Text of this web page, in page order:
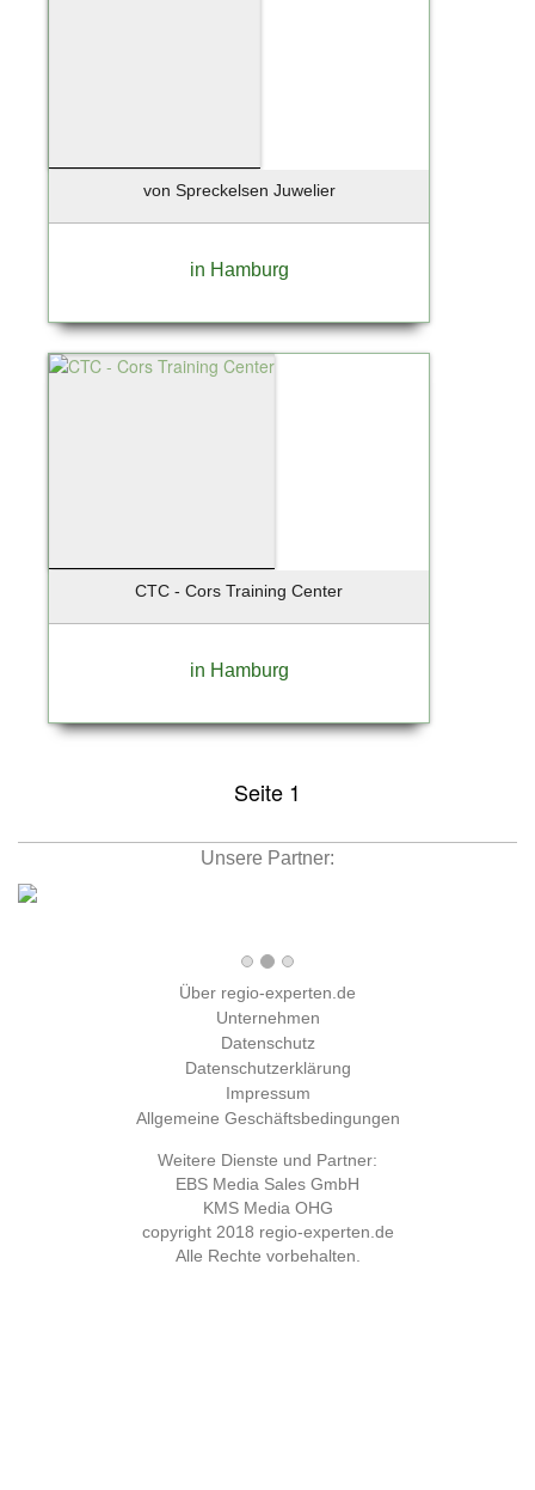
von Spreckelsen Juwelier
in Hamburg
CTC - Cors Training Center
in Hamburg
Seite 1
Unsere Partner:
Über regio-experten.de
Unternehmen
Datenschutz
Datenschutzerklärung
Impressum
Allgemeine Geschäftsbedingungen
Weitere Dienste und Partner:
EBS Media Sales GmbH
KMS Media OHG
copyright 2018 regio-experten.de
Alle Rechte vorbehalten.